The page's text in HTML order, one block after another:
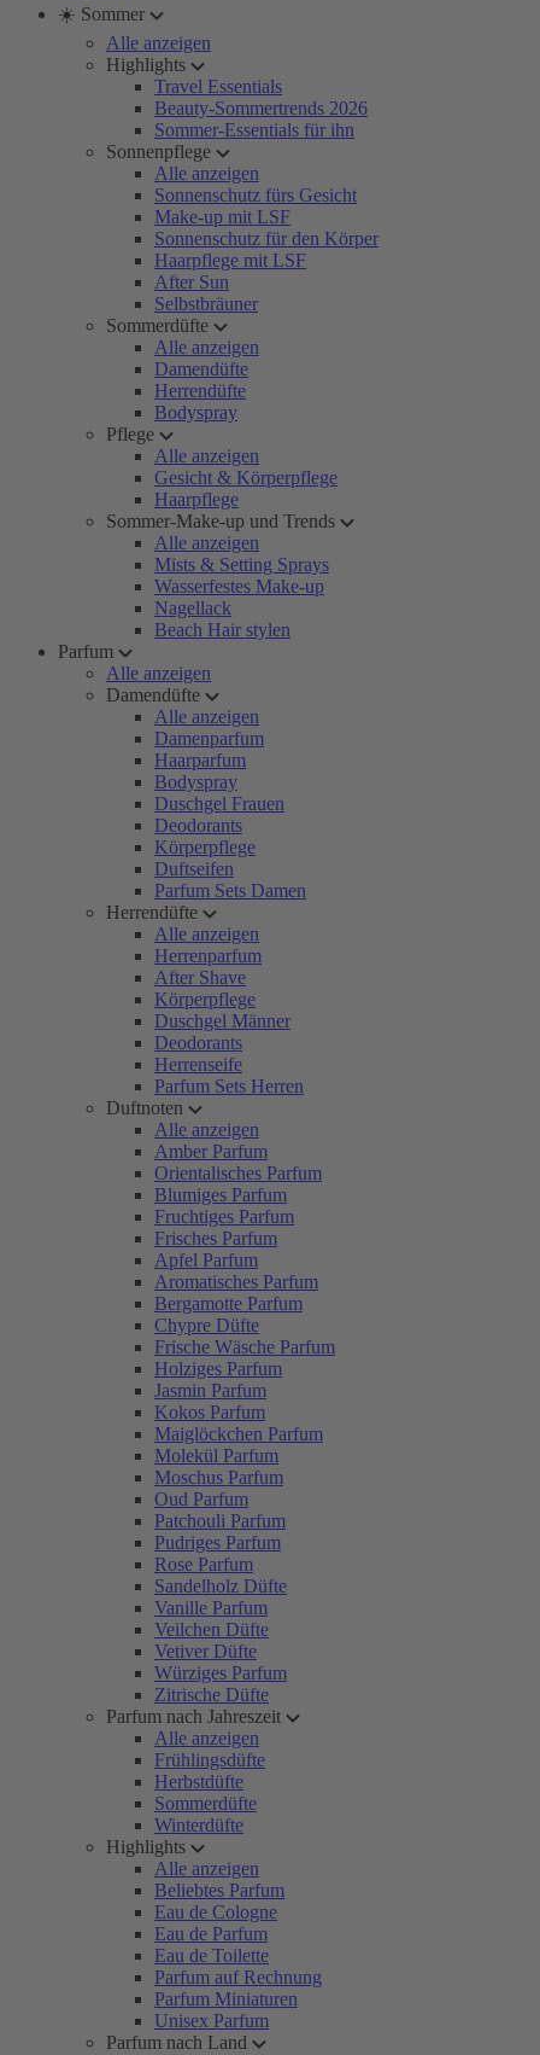
☀️ Sommer
Alle anzeigen
Highlights
Travel Essentials
Beauty-Sommertrends 2026
Sommer-Essentials für ihn
Sonnenpflege
Alle anzeigen
Sonnenschutz fürs Gesicht
Make-up mit LSF
Sonnenschutz für den Körper
Haarpflege mit LSF
After Sun
Selbstbräuner
Sommerdüfte
Alle anzeigen
Damendüfte
Herrendüfte
Bodyspray
Pflege
Alle anzeigen
Gesicht & Körperpflege
Haarpflege
Sommer-Make-up und Trends
Alle anzeigen
Mists & Setting Sprays
Wasserfestes Make-up
Nagellack
Beach Hair stylen
Parfum
Alle anzeigen
Damendüfte
Alle anzeigen
Damenparfum
Haarparfum
Bodyspray
Duschgel Frauen
Deodorants
Körperpflege
Duftseifen
Parfum Sets Damen
Herrendüfte
Alle anzeigen
Herrenparfum
After Shave
Körperpflege
Duschgel Männer
Deodorants
Herrenseife
Parfum Sets Herren
Duftnoten
Alle anzeigen
Amber Parfum
Orientalisches Parfum
Blumiges Parfum
Fruchtiges Parfum
Frisches Parfum
Apfel Parfum
Aromatisches Parfum
Bergamotte Parfum
Chypre Düfte
Frische Wäsche Parfum
Holziges Parfum
Jasmin Parfum
Kokos Parfum
Maiglöckchen Parfum
Molekül Parfum
Moschus Parfum
Oud Parfum
Patchouli Parfum
Pudriges Parfum
Rose Parfum
Sandelholz Düfte
Vanille Parfum
Veilchen Düfte
Vetiver Düfte
Würziges Parfum
Zitrische Düfte
Parfum nach Jahreszeit
Alle anzeigen
Frühlingsdüfte
Herbstdüfte
Sommerdüfte
Winterdüfte
Highlights
Alle anzeigen
Beliebtes Parfum
Eau de Cologne
Eau de Parfum
Eau de Toilette
Parfum auf Rechnung
Parfum Miniaturen
Unisex Parfum
Parfum nach Land